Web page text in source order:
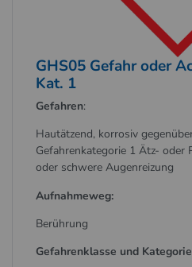
GHS05 Gefahr oder
Kat. 1
Gefahren:
Hautätzend, korrosiv
Gefahrenkategorie 1 Ätz- oder
oder schwere Augenreizung
Aufnahmeweg:
Berührung
Gefahrenklasse und